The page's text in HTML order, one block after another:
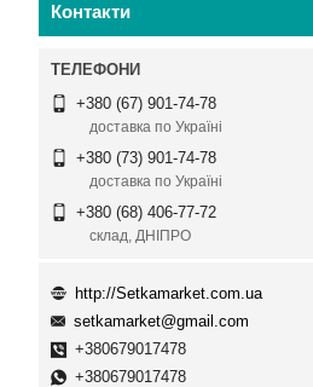
Контакти
+380 (67) 901-74-78
доставка по Україні
+380 (73) 901-74-78
доставка по Україні
+380 (68) 406-77-72
склад, ДНІПРО
http://Setkamarket.com.ua
setkamarket@gmail.com
+380679017478
+380679017478